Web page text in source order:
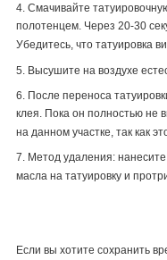
4. Смачивайте
полотенцем. Через 20-30
Убедитесь, что татуировка
5. Высушите на воздухе
6. После переноса
клея. Пока он полностью не
на данном участке, так как
7. Метод удаления:
масла на татуировку и
Если вы хотите сохранить